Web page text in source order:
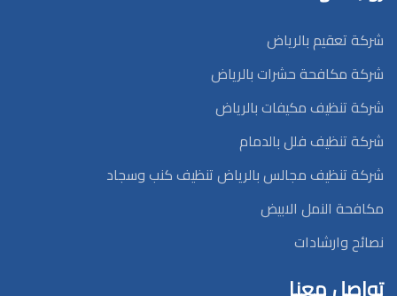
شركة تعقيم بالرياض
شركة مكافحة حشرات بالرياض
شركة تنظيف مكيفات بالرياض
شركة تنظيف فلل بالدمام
شركة تنظيف مجالس بالرياض تنظيف كنب وسجاد
مكافحة النمل الابيض
نصائح وارشادات
تواصل معنا